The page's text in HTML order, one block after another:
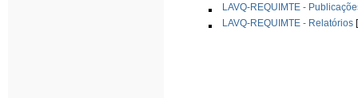
LAVQ-REQUIMTE -
LAVQ-REQUIMTE - Relatórios